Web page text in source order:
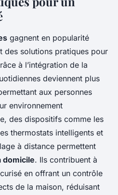
gagnent en popularité
des solutions pratiques pour
à l’intégration de la
deviennent plus
aux personnes
environnement
des dispositifs comme les
thermostats intelligents et
à distance permettent
domicile. Ils contribuent à
en offrant un contrôle
de la maison, réduisant